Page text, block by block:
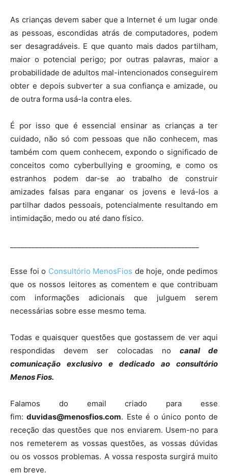
As crianças devem saber que a Internet é um lugar onde
as pessoas, escondidas atrás de computadores, podem
ser desagradáveis. E que quanto mais dados partilham,
maior o potencial perigo; por outras palavras, maior a
probabilidade de adultos mal-intencionados conseguirem
obter e depois subverter a sua confiança e amizade, ou
de outra forma usá-la contra eles.
É por isso que é essencial ensinar as crianças a ter
cuidado, não só com pessoas que não conhecem, mas
também com quem conhecem, expondo o significado de
conceitos como cyberbullying e grooming, e como os
estranhos podem dar-se ao trabalho de construir
amizades falsas para enganar os jovens e levá-los a
partilhar dados pessoais, potencialmente resultando em
intimidação, medo ou até dano físico.
Esse foi o Consultório MenosFios de hoje, onde pedimos
que os nossos leitores as comentem e que contribuam
com informações adicionais que julguem serem
necessárias sobre esse mesmo tema.
Todas e quaisquer questões que gostassem de ver aqui
respondidas devem ser colocadas no canal de
comunicação exclusivo e dedicado ao consultório
Menos Fios.
Falamos do email criado para esse
fim:duvidas@menosfios.com. Este é o único ponto de
receção das questões que nos enviarem. Usem-no para
nos remeterem as vossas questões, as vossas dúvidas
ou os vossos problemas. A vossa resposta surgirá muito
em breve.